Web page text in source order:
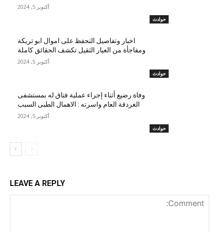
حوادث
أكتوبر 5, 2024
حوادث
اخبار وتفاصيل التحفظ على اموال ابو تريكة
ومفاجأة من العيار الثقيل تكشف الحقائق كاملة
أكتوبر 5, 2024
حوادث
وفاة رضيع أثناء إجراء عملية فتاق له بمستشفى
الغردقة العام واسرته : الاهمال الطبى السبب
أكتوبر 5, 2024
LEAVE A REPLY